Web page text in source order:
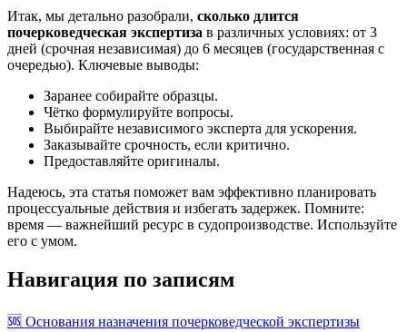
Итак, мы детально разобрали, сколько длится
почерковедческая экспертиза в различных условиях: от 3
дней (срочная независимая) до 6 месяцев (государственная с
очередью). Ключевые выводы:
Заранее собирайте образцы.
Чётко формулируйте вопросы.
Выбирайте независимого эксперта для ускорения.
Заказывайте срочность, если критично.
Предоставляйте оригиналы.
Надеюсь, эта статья поможет вам эффективно планировать
процессуальные действия и избегать задержек. Помните:
время — важнейший ресурс в судопроизводстве. Используйте
его с умом.
Навигация по записям
🆘 Основания назначения почерковедческой экспертизы